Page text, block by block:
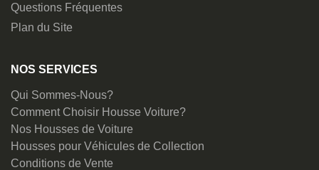
Questions Fréquentes
Plan du Site
NOS SERVICES
Qui Sommes-Nous?
Comment Choisir Housse Voiture?
Nos Housses de Voiture
Housses pour Véhicules de Collection
Conditions de Vente